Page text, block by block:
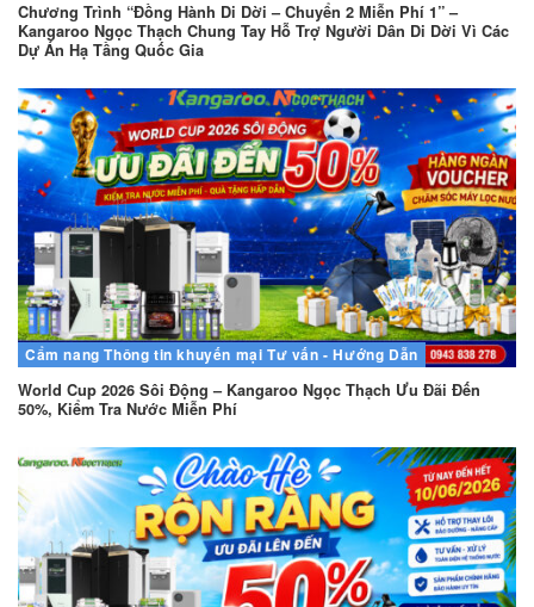
Chương Trình “Đồng Hành Di Dời – Chuyển 2 Miễn Phí 1” –
Kangaroo Ngọc Thạch Chung Tay Hỗ Trợ Người Dân Di Dời Vì Các
Dự Án Hạ Tầng Quốc Gia
Cẩm nang Thông tin khuyến mại Tư vấn - Hướng Dẫn
World Cup 2026 Sôi Động – Kangaroo Ngọc Thạch Ưu Đãi Đến
50%, Kiểm Tra Nước Miễn Phí